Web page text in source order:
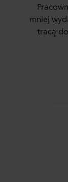
mniej
tracą